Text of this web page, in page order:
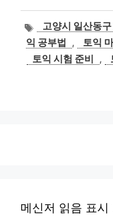
태
그
고양시 일산동
익 공부법
, 토익
토익 시험 준비
,
메신저 읽음 표